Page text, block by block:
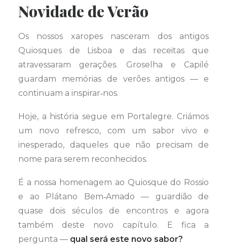
Novidade de Verão
Os nossos xaropes nasceram dos antigos
Quiosques de Lisboa e das receitas que
atravessaram gerações. Groselha e Capilé
guardam memórias de verões antigos — e
continuam a inspirar‑nos.
Hoje, a história segue em Portalegre. Criámos
um novo refresco, com um sabor vivo e
inesperado, daqueles que não precisam de
nome para serem reconhecidos.
É a nossa homenagem ao Quiosque do Rossio
e ao Plátano Bem‑Amado — guardião de
quase dois séculos de encontros e agora
também deste novo capítulo. E fica a
pergunta — qual será este novo sabor?